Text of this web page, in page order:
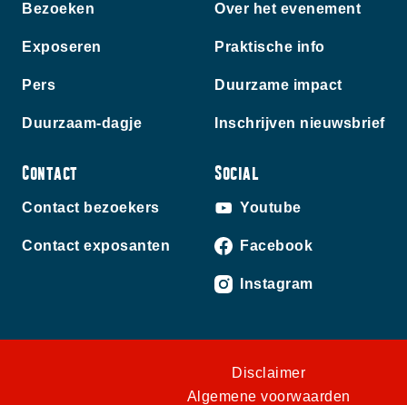
Bezoeken
Exposeren
Pers
Duurzaam-dagje
Over het evenement
Praktische info
Duurzame impact
Inschrijven nieuwsbrief
Contact
Contact bezoekers
Contact exposanten
Social
Youtube
Facebook
Instagram
Disclaimer
Algemene voorwaarden